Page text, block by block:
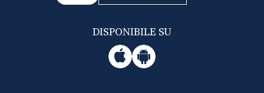
DISPONIBILE SU